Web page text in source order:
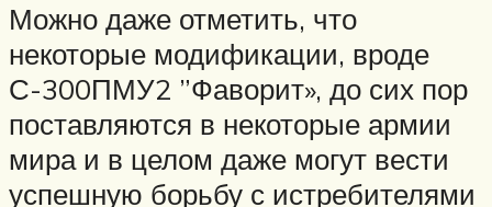
Можно даже отметить, что
некоторые модификации, вроде
С-300ПМУ2 ”Фаворит», до сих пор
поставляются в некоторые армии
мира и в целом даже могут вести
успешную борьбу с истребителями